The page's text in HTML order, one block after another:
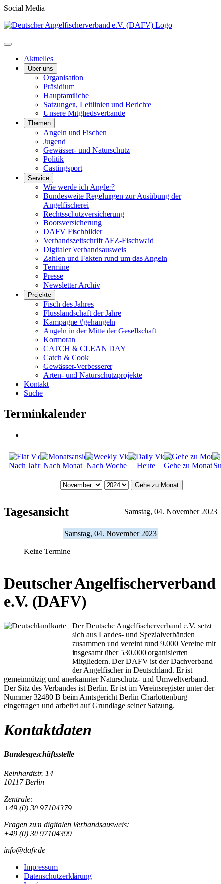
Social Media
Aktuelles
Über uns
Organisation
Präsidium
Hauptamtliche
Satzungen, Leitlinien und Berichte
Unsere Mitgliedsverbände
Themen
Angeln und Fischen
Jugend
Gewässer- und Naturschutz
Politik
Castingsport
Service
Wie werde ich Angler?
Bundesweite Regelungen zur Ausübung der
Angelfischerei
Rechtsschutzversicherung
Bootsversicherung
DAFV Fischbilder
Verbandszeitschrift AFZ-Fischwaid
Digitaler Verbandsausweis
Zahlen und Fakten rund um das Angeln
Termine
Presse
Newsletter Archiv
Projekte
Fisch des Jahres
Flusslandschaft der Jahre
Kampagne #gehangeln
Angeln in der Mitte der Gesellschaft
Kormoran
CATCH & CLEAN DAY
Catch & Cook
Gewässer-Verbesserer
Arten- und Naturschutzprojekte
Kontakt
Suche
Terminkalender
Nach Jahr Nach Monat Nach Woche Heute Gehe zu Monat
Gehe zu Monat
Tagesansicht Samstag, 04. November 2023
Samstag, 04. November 2023
Keine Termine
Deutscher Angelfischerverband
e.V. (DAFV)
Der Deutsche Angelfischerverband e.V. setzt
sich aus Landes- und Spezialverbänden
zusammen und vereint rund 9.000 Vereine mit
insgesamt über 530.000 organisierten
Mitgliedern. Der DAFV ist der Dachverband
der Angelfischer in Deutschland. Er ist
gemeinnützig und anerkannter Naturschutz- und Umweltverband.
Der Sitz des Verbandes ist Berlin. Er ist im Vereinsregister unter der
Nummer 32480 B beim Amtsgericht Berlin Charlottenburg
eingetragen und arbeitet auf Grundlage seiner Satzung.
Kontaktdaten
Bundesgeschäftsstelle
Reinhardtstr. 14
10117 Berlin
Zentrale:
+49 (0) 30 97104379
Fragen zum digitalen Verbandsausweis:
+49 (0) 30 97104399
info@dafv.de
Impressum
Datenschutzerklärung